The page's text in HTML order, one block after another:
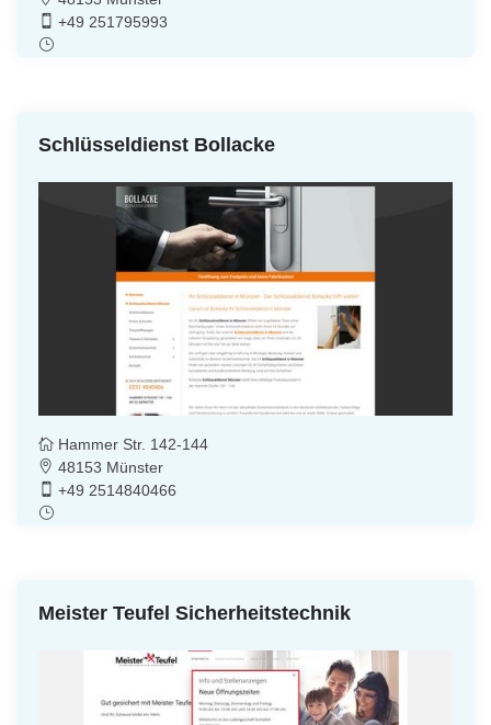
+49 251795993
Schlüsseldienst Bollacke
Hammer Str. 142-144
48153 Münster
+49 2514840466
Meister Teufel Sicherheitstechnik